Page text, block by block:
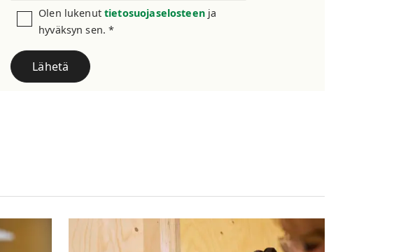
Olen lukenuttietosuojaselosteenja
hyväksyn sen. *
Lähetä